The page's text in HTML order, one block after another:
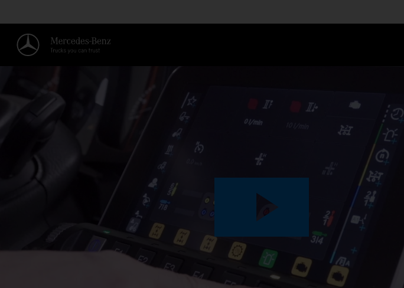
ACTIVER LE CIRCUIT HYDRAULIQUE DE TRAVAIL II.
Play
Video